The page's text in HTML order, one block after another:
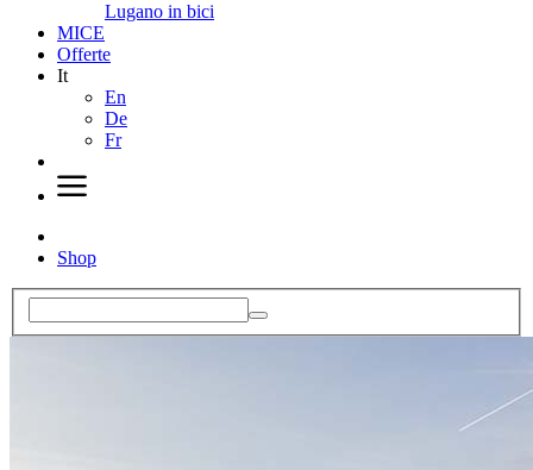
Lugano in bici
MICE
Offerte
It
En
De
Fr
Shop